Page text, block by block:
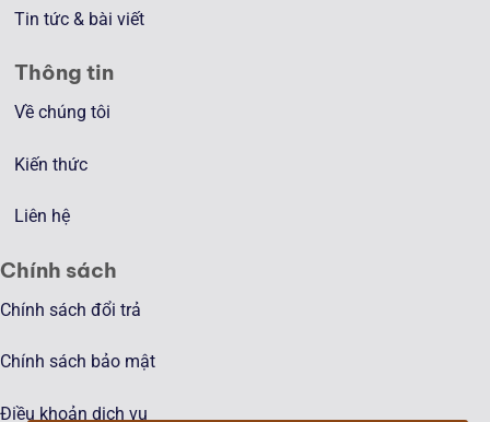
Tin tức & bài viết
Thông tin
Về chúng tôi
Kiến thức
Liên hệ
Chính sách
Chính sách đổi trả
Chính sách bảo mật
Điều khoản dịch vụ